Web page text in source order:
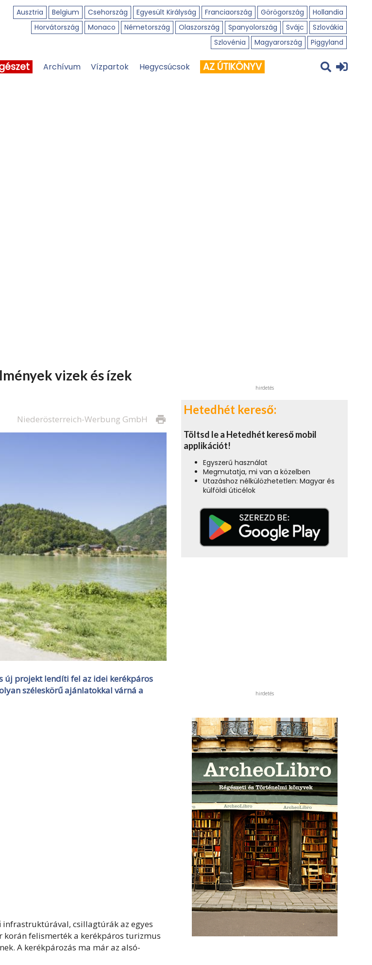
Ausztria Belgium Csehország Egyesült Királyság Franciaország Görögország
Hollandia
Horvátország
Monaco Németország Olaszország Spanyolország Svájc
Szlovákia
Szlovénia
Magyarország Piggyland
Archívum Vízpartok Hegycsúcsok AZ ÚTIKÖNYV
vizek és ízek
print
Niederösterreich-Werbung GmbH
új projekt lendíti fel az idei kerékpáros
széleskörű ajánlatokkal várná a
csillagtúrák az egyes
felismerték a kerékpáros turizmus
A kerékpározás ma már az alsó-
hirdetés
Hetedhét kereső:
Töltsd le a Hetedhét kereső mobil
applikációt!
Egyszerű használat
Megmutatja, mi van a közelben
Utazáshoz nélkülözhetetlen: Magyar és
külföldi úticélok
hirdetés